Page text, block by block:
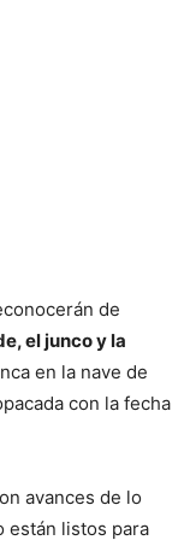
de
el junco y la
en la nave de
con la fecha
avances de lo
están listos para